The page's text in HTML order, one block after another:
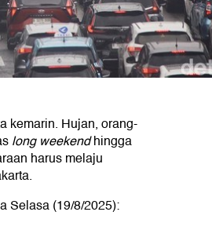
kemarin. Hujan, orang-
long weekendhingga
harus melaju
Selasa (19/8/2025):